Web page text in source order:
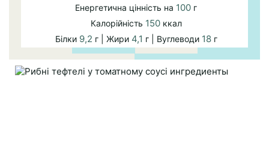
Енергетична цінність на 100 г
Калорійність 150ккал
Білки 9,2 г | Жири 4,1 г | Вуглеводи 18г